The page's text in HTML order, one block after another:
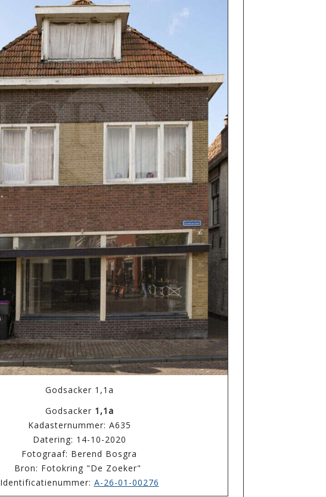
Godsacker 1,1a
Godsacker 1,1a
Kadasternummer: A635
Datering: 14-10-2020
Fotograaf: Berend Bosgra
Bron: Fotokring "De Zoeker"
Identificatienummer: A-26-01-00276